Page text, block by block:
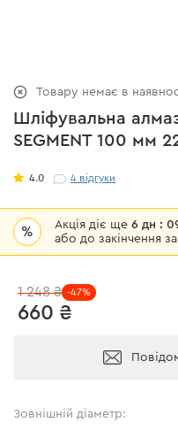
Шліфувальна
SEGMENT 100 мм
4.0 4 відгуки
% Акція діє ще6 дн :
або до закінчення
660 ₴
1 248 ₴ -47%
Товару немає в
Зовнішній діаметр: